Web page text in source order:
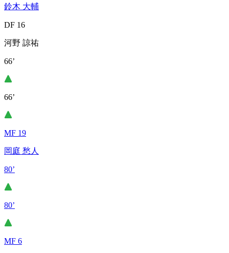
鈴木 大輔
DF 16
河野 諒祐
66’
66’
MF 19
岡庭 愁人
80’
80’
MF 6